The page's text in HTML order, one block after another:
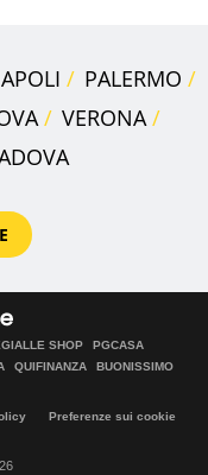
PALERMO
VERONA
SHOP
PGCASA
QUIFINANZA
BUONISSIMO
Preferenze sui cookie